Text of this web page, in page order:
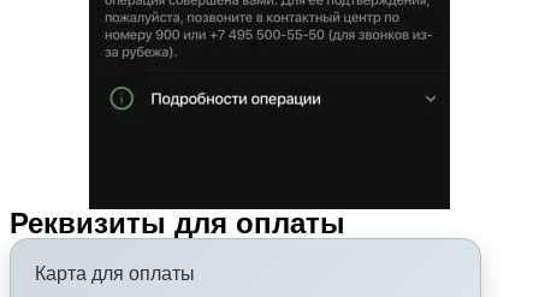
Реквизиты для оплаты
Карта для оплаты